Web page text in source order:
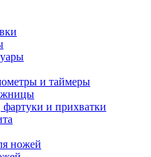
и таймеры
и прихватки
ножей